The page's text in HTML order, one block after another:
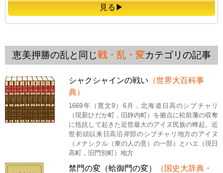
見る▶
恵美押勝の乱と同じ戦・乱・変カテゴリの記事
シャクシャインの戦い （世界大百科事
典）
1669年（寛文9）6月，北海道日高のシブチャリ
（現新ひだか町，旧静内町）を拠点に松前藩の収奪
に抵抗して起きた近世最大のアイヌ民族の蜂起。近
世初頭以来日高沿岸部のシブチャリ地方のアイヌ
（メナシクル（東の人の意）の一部）とハエ（現日
高町，旧門別町）地方
禁門の変（蛤御門の変）
（国史大辞典・